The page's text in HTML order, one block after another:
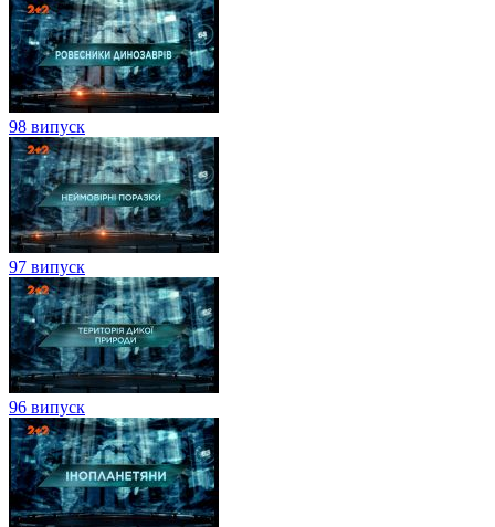
98 випуск
97 випуск
96 випуск